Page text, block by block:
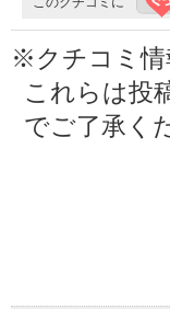
※クチコミ情
これらは投
でご了承く